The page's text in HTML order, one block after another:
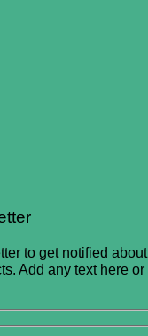
to get notified about
Add any text here or